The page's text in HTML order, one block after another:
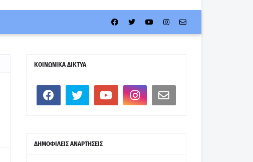
ΚΟΙΝΩΝΙΚΑ ΔΙΚΤΥΑ
ΔΗΜΟΦΙΛΕΙΣ ΑΝΑΡΤΗΣΕΙΣ